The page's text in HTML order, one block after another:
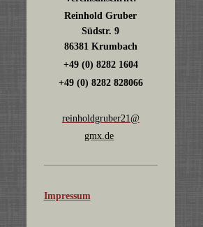
Reinhold Gruber
Südstr. 9
86381 Krumbach
+49 (0) 8282 1604
+49 (0) 8282 828066
reinholdgruber21@
gmx.de
Impressum